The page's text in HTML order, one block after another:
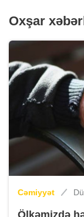
Oxşar
Cəmiyyət